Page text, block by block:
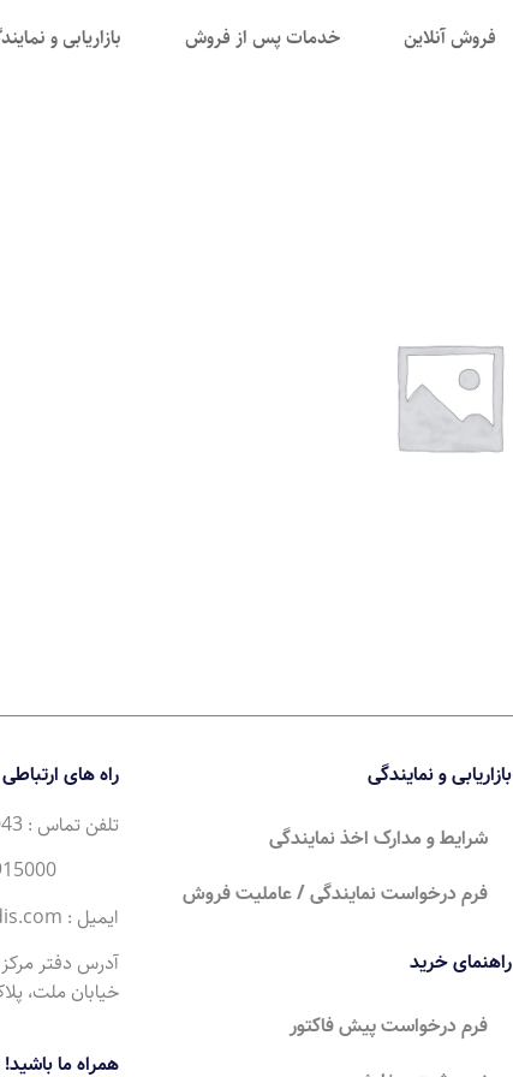
فروش آنلاین خدمات پس از فروش
بازاریابی و
بازاریابی و نمایندگی
شرایط و مدارک اخذ نمایندگی
فرم درخواست نمایندگی / عاملیت فروش
راهنمای خرید
فرم درخواست پیش فاکتور
راه های ارتباطی
تلفن تماس : 35043 (21) 98+
ایمیل : Sales@moderntandis.com
آدرس دفتر
خیابان ملت، پلاک
همراه ما باشید!